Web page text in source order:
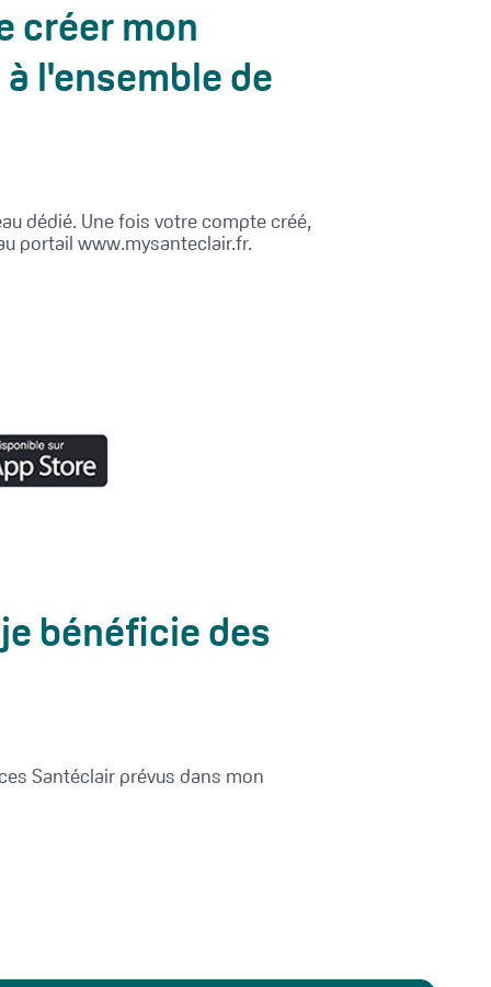
créer mon
l'ensemble de
dédié. Une fois votre compte créé,
portail www.mysanteclair.fr.
bénéficie des
Santéclair prévus dans mon